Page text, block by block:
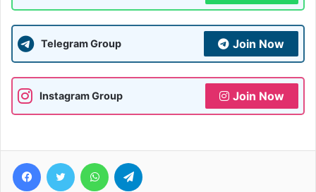
Telegram Group Join Now
Instagram Group Join Now
FacebookTwitter WhatsApp